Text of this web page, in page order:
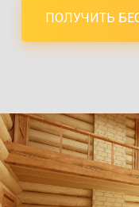
ПОЛУЧИТЬ